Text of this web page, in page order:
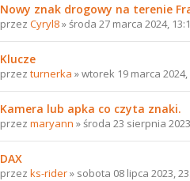
Nowy znak drogowy na terenie
przez Cyryl8» środa 27 marca 2024,
Klucze
przez turnerka » wtorek 19 marca 2024,
Kamera lub apka co czyta znaki.
przez maryann » środa 23 sierpnia
DAX
przez ks-rider» sobota 08 lipca 2023,